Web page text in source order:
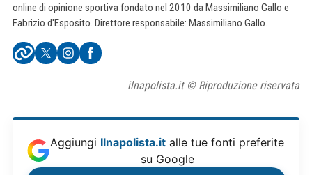
online di opinione sportiva fondato nel 2010 da Massimiliano Gallo e
Fabrizio d'Esposito. Direttore responsabile: Massimiliano Gallo.
ilnapolista.it © Riproduzione riservata
Aggiungi Ilnapolista.it alle tue fonti preferite
su Google